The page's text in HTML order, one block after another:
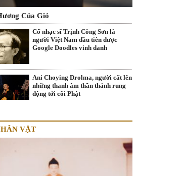
Của Gió
Cố nhạc sĩ Trịnh Công Sơn là
người Việt Nam đầu tiên được
Google Doodles vinh danh
Ani Choying Drolma, người cất lên
những thanh âm thần thánh rung
động tới cõi Phật
VẬT